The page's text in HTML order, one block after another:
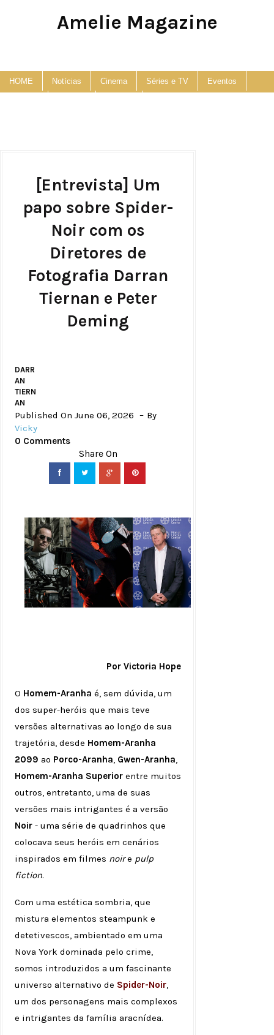
Amelie Magazine
HOME Notícias Cinema Séries e TV Eventos
[Entrevista] Um
papo sobre Spider-
Noir com os
Diretores de
Fotografia Darran
Tiernan e Peter
Deming
DARR
AN
TIERN
AN
Published On June 06, 2026
By
Vicky
0 Comments
Por Victoria Hope
O Homem-Aranha é, sem dúvida, um
dos super-heróis que mais teve
versões alternativas ao longo de sua
trajetória, desde Homem-Aranha
2099 ao Porco-Aranha, Gwen-Aranha,
Homem-Aranha Superior entre muitos
outros, entretanto, uma de suas
versões mais intrigantes é a versão
Noir - uma série de quadrinhos que
colocava seus heróis em cenários
inspirados em filmes noire pulp
fiction.
Com uma estética sombria, que
mistura elementos steampunk e
detetivescos, ambientado em uma
Nova York dominada pelo crime,
somos introduzidos a um fascinante
universo alternativo de Spider-Noir,
um dos personagens mais complexos
e intrigantes da família aracnídea.